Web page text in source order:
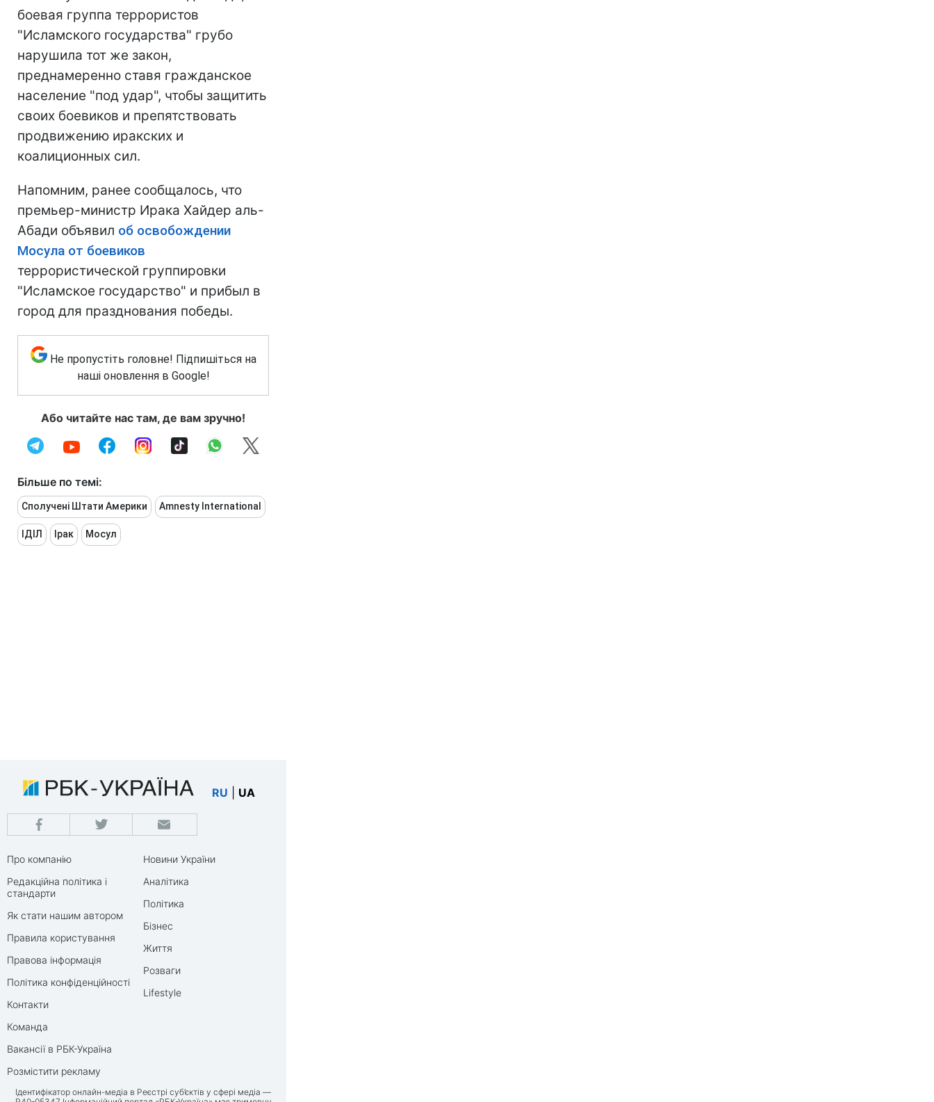
боевая группа террористов
"Исламского государства" грубо
нарушила тот же закон,
преднамеренно ставя гражданское
население "под удар", чтобы защитить
своих боевиков и препятствовать
продвижению иракских и
коалиционных сил.
Напомним, ранее сообщалось, что
премьер-министр Ирака Хайдер аль-
Абади объявил об освобождении
Мосула от боевиков
террористической группировки
"Исламское государство" и прибыл в
город для празднования победы.
Не пропустіть головне! Підпишіться на
наші оновлення в Google!
Або читайте нас там, де вам зручно!
Більше по темі:
Сполучені Штати Америки Amnesty International
ІДІЛ Ірак Мосул
RU UA
Про компанію
Редакційна політика і
стандарти
Як стати нашим автором
Правила користування
Правова інформація
Політика конфіденційності
Контакти
Команда
Вакансії в РБК-Україна
Розмістити рекламу
Новини України
Аналітика
Політика
Бізнес
Життя
Розваги
Lifestyle
Ідентифікатор онлайн-медіа в Реєстрі суб’єктів у сфері медіа —